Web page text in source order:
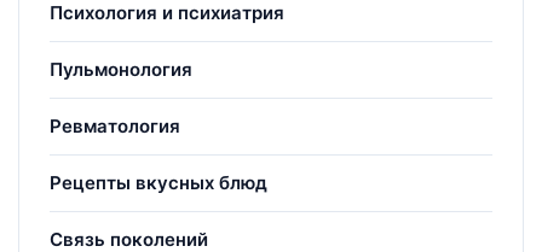
Психология и психиатрия
Пульмонология
Ревматология
Рецепты вкусных блюд
Связь поколений